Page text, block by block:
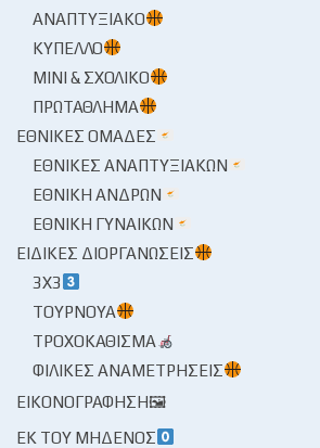
ΑΝΑΠΤΥΞΙΑΚΌ
ΚΎΠΕΛΛΟ
ΜΊΝΙ & ΣΧΟΛΙΚΌ
ΠΡΩΤΆΘΛΗΜΑ
ΕΘΝΙΚΈΣ ΟΜΆΔΕΣ
ΕΘΝΙΚΈΣ ΑΝΑΠΤΥΞΙΑΚΏΝ
ΕΘΝΙΚΉ ΑΝΔΡΏΝ
ΕΘΝΙΚΉ ΓΥΝΑΙΚΏΝ
ΕΙΔΙΚΈΣ ΔΙΟΡΓΑΝΏΣΕΙΣ
3X3
ΤΟΥΡΝΟΥΆ
ΤΡΟΧΟΚΆΘΙΣΜΑ
ΦΙΛΙΚΈΣ ΑΝΑΜΕΤΡΉΣΕΙΣ
ΕΙΚΟΝΟΓΡΆΦΗΣΗ🖼
ΕΚ ΤΟΥ ΜΗΔΕΝΌΣ